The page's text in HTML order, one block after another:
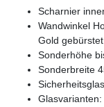
Scharnier
Wandwinkel
Gold gebürstet
Sonderhöhe
Sonderbreite